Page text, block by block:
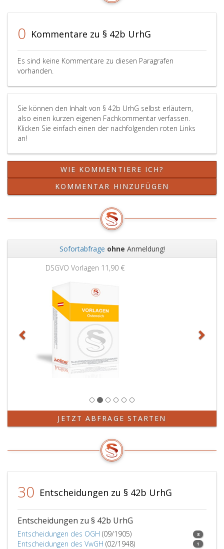
Vervielfältigungen
zum
oder
Gebrauch
Absatz
Speichermedien
ist
die
auf
das
oder
das
Gerät
entfallende
Vergütung
0 Kommentare zu § 42b UrhG
Es sind keine Kommentare zu diesen Paragrafen
vorhanden.
Sie können den Inhalt von § 42b UrhG selbst erläutern,
also einen kurzen eigenen Fachkommentar verfassen.
Klicken Sie einfach einen der nachfolgenden roten Links
an!
WIE KOMMENTIERE ICH?
KOMMENTAR HINZUFÜGEN
Sofortabfrage ohne Anmeldung!
Grundbuchauszug
Zurück
JETZT ABFRAGE STARTEN
30 Entscheidungen zu § 42b UrhG
Entscheidungen zu § 42b UrhG
Entscheidungen des OGH (09/1905) 8
Entscheidungen des VwGH (02/1948) 1